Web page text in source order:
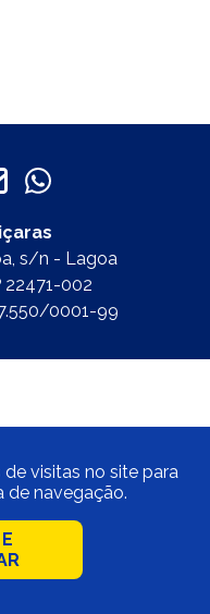
s/n - Lagoa
22471-002
0001-99
visitas no site para
de navegação.